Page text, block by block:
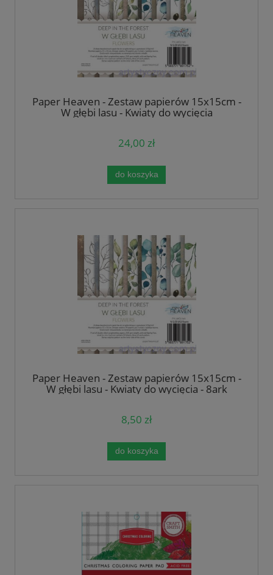
Paper Heaven - Zestaw papierów 15x15cm -
W głębi lasu - Kwiaty do wycięcia
24,00 zł
do koszyka
Paper Heaven - Zestaw papierów 15x15cm -
W głębi lasu - Kwiaty do wycięcia - 8ark
8,50 zł
do koszyka